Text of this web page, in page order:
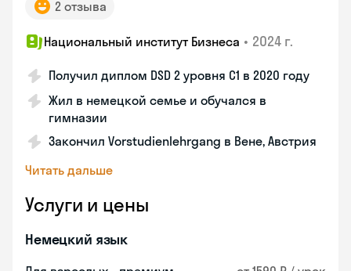
2 отзыва
Национальный институт Бизнеса • 2024 г.
Получил диплом DSD 2 уровня С1 в 2020 году
Жил в немецкой семье и обучался в
гимназии
Закончил Vorstudienlehrgang в Вене, Австрия
Читать дальше
Услуги и цены
Немецкий язык